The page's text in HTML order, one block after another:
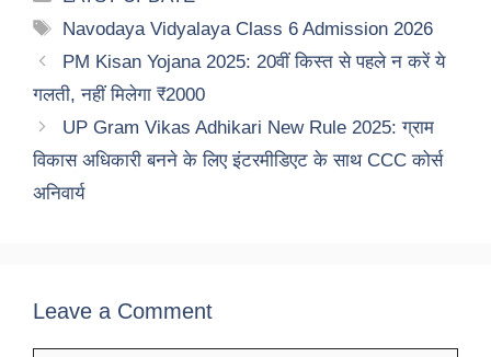
Tags
Navodaya Vidyalaya Class 6 Admission 2026
PM Kisan Yojana 2025: 20वीं किस्त से पहले न करें ये
गलती, नहीं मिलेगा ₹2000
UP Gram Vikas Adhikari New Rule 2025: ग्राम
विकास अधिकारी बनने के लिए इंटरमीडिएट के साथ CCC कोर्स
अनिवार्य
Leave a Comment